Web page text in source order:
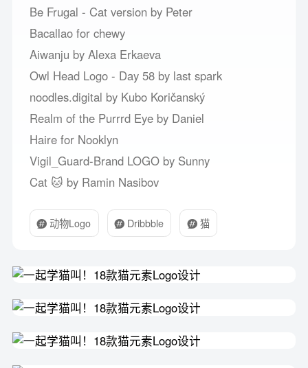
Be Frugal - Cat version by Peter
Bacallao for chewy
Aiwanju by Alexa Erkaeva
Owl Head Logo - Day 58 by last spark
noodles.digital by Kubo Koričanský
Realm of the Purrrd Eye by Daniel
Haire for Nooklyn
Vigil_Guard-Brand LOGO by Sunny
Cat 🐱 by Ramin Nasibov
动物Logo Dribbble 猫